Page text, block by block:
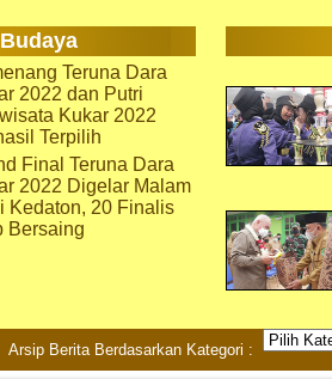
Teruna Dara
2022 dan Putri
Kukar 2022
Terpilih
Final Teruna Dara
2022 Digelar Malam
Kedaton, 20 Finalis
Bersaing
Arsip Berita Berdasarkan Kategori :